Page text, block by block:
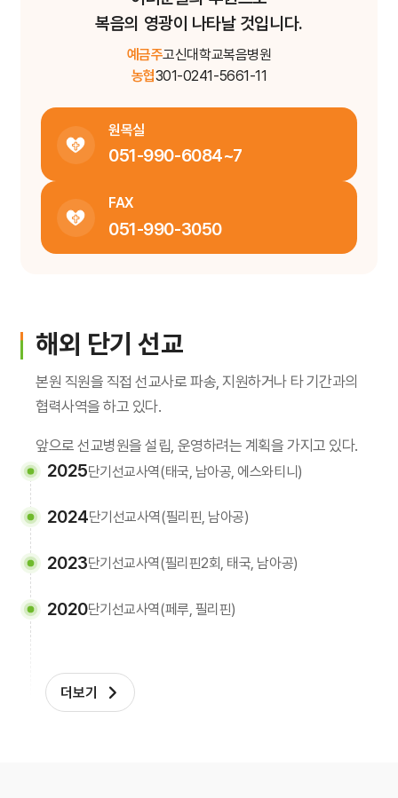
복음의 영광이 나타날 것입니다.
예금주고신대학교복음병원
농협301-0241-5661-11
원목실
051-990-6084~7
FAX
051-990-3050
해외 단기 선교
본원 직원을 직접 선교사로 파송, 지원하거나 타 기간과의
협력사역을 하고 있다.
앞으로 선교병원을 설립, 운영하려는 계획을 가지고 있다.
2025단기선교사역(태국, 남아공, 에스와티니)
2024단기선교사역(필리핀, 남아공)
2023단기선교사역(필리핀2회, 태국, 남아공)
2020단기선교사역(페루, 필리핀)
더보기